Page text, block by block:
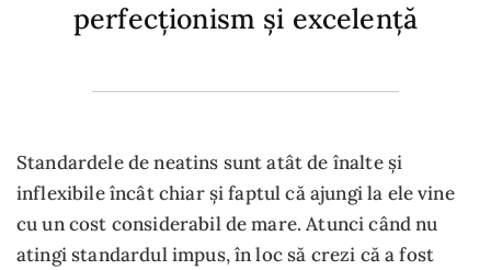
perfecționism și excelență
Standardele de neatins sunt atât de înalte și
inflexibile încât chiar și faptul că ajungi la ele vine
cu un cost considerabil de mare. Atunci când nu
atingi standardul impus, în loc să crezi că a fost